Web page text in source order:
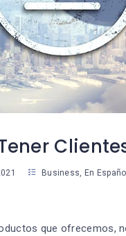
Business, En Español
que ofrecemos,
07
30
¿Cómo
Mente Para
Más Que
Susan Martinez